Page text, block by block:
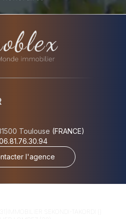
Toulouse (FRANCE)
l'agence